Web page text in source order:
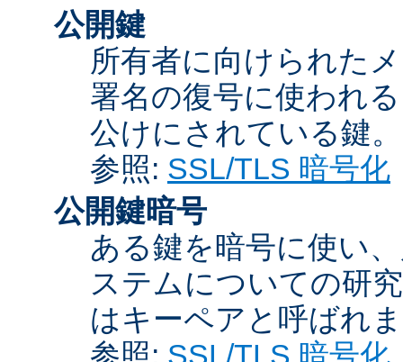
公開鍵
所有者に向けられた
署名の復号に使われ
公けにされている鍵。
参照: SSL/TLS 暗号化
公開鍵暗号
ある鍵を暗号に使い
ステムについての研
はキーペアと呼ばれ
参照: SSL/TLS 暗号化